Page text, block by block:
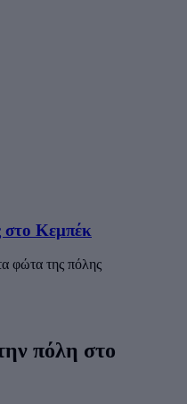
στο Κεμπέκ
φώτα της πόλης
πόλη στο